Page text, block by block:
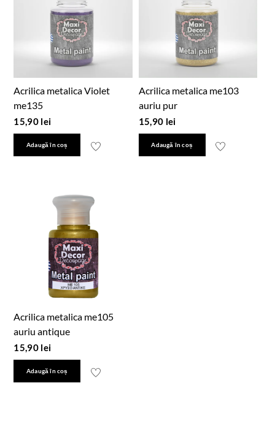
Acrilica metalica Violet
me135
15,90 lei
Adaugă în coș
Acrilica metalica me103
auriu pur
15,90 lei
Adaugă în coș
Acrilica metalica me105
auriu antique
15,90 lei
Adaugă în coș